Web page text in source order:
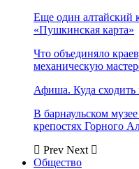
Еще один алтайский
«Пушкинская карта»
Что объединяло
механическую
Афиша. Куда сходить
В барнаульском
крепостях Горного
Prev Next
Общество